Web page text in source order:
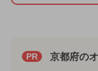
PR 京都府の